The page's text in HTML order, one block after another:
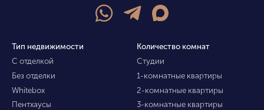
Тип недвижимости
С отделкой
Без отделки
Whitebox
Пентхаусы
Количество комнат
Студии
1-комнатные квартиры
2-комнатные квартиры
3-комнатные квартиры